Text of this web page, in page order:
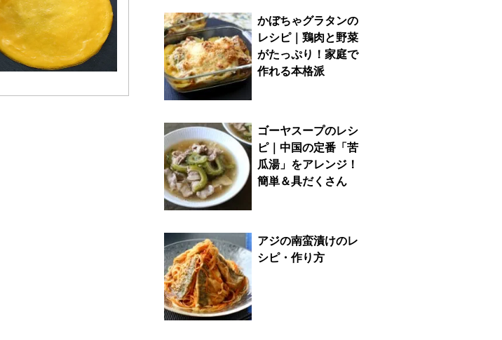
かぼちゃグラタンの
レシピ｜鶏肉と野菜
がたっぷり！家庭で
作れる本格派
ゴーヤスープのレシ
ピ｜中国の定番「苦
瓜湯」をアレンジ！
簡単＆具だくさん
アジの南蛮漬けのレ
シピ・作り方